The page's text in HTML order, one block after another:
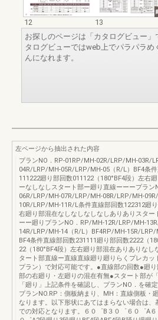
12
13
お探しのページは「カタログビュー
タログビューではweb上でパラパラめ
んになれます。
左ページから抽出された内容
プランNO．RP-01RP/MH-02R/LRP/MH-03R/
04R/LRP/MH-05R/LRP/MH-05（R/L）BF4条
111222廻り部回数011122（180°BF4段）左右
ーなしなしスタート部ー廻り直線ーーープラン
06R/LRP/MH-07R/LRP/MH-08R/LRP/MH-
10R/LRP/MH-11R/L条件直線部回数122312廻
右廻り部混在なしなしなしなしありありスター
ーー廻りプランNO．RP/MH-12R/LRP/MH-
14R/LRP/MH-14（R/L）BF4RP/MH-15R/LRP/
BF4条件直線部回数231111廻り部回数2222（
22（180°BF4段）左右廻り部混在ありありなし
タート部直線ー直線直線廻り廻りらくプレカッ
プラン）で対応可能です。●直線部の回数●廻
部の右廻り・左廻りの混在有無●スタート部が
「廻り」上記条件を確認し、プランNO．を確
プランNO.RP：側板納まり、MH：直線側板・
なります。以下形状にあてはまらない場合は、
での対応となります。６０゜B３０゜６０゜A６